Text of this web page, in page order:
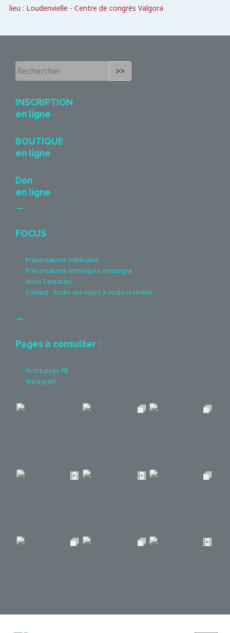
>>
INSCRIPTION
en ligne
BOUTIQUE
en ligne
Don
en ligne
FOCUS
Présentations médicales
Présentations techniques montagne
Nous Contacter
Contact - Accès aux cours à accès restreint
Pages à consulter :
Notre page FB
Instagram
lieu : Loudenvielle - Centre de congrès Valgora